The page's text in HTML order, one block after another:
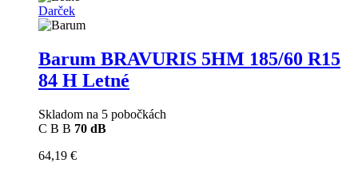
Darček
Barum BRAVURIS 5HM 185/60 R15
84 H Letné
Skladom na 5 pobočkách
C B B 70 dB
64,19 €